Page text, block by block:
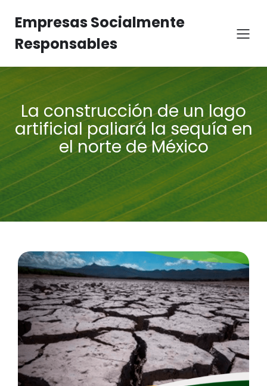
Empresas Socialmente
Responsables
La construcción de un lago
artificial paliará la sequía en
el norte de México